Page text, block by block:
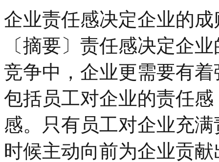
企业责任感决定企业的成
〔摘要〕责任感决定企
竞争中，企业更需要有
包括员工对企业的责任
感。只有员工对企业充
时候主动向前为企业贡